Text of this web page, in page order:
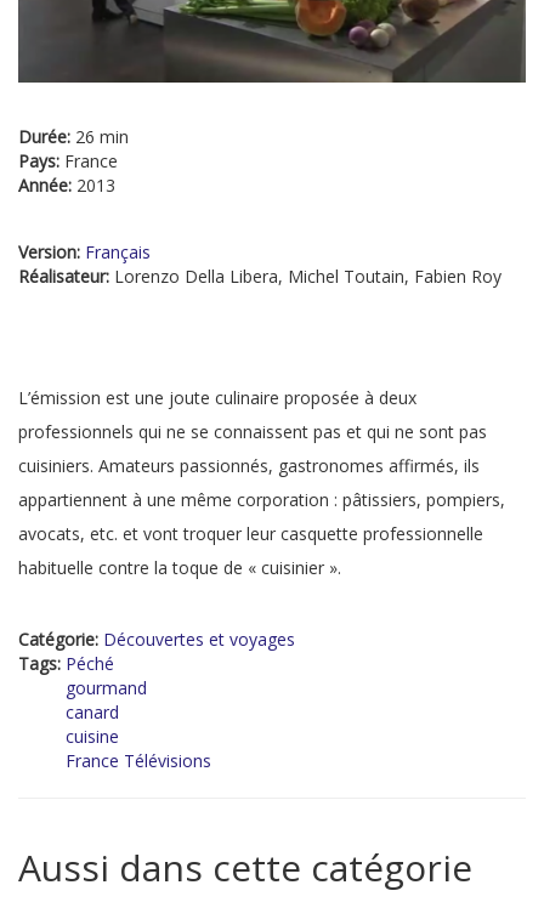
Durée: 26 min
Pays: France
Année: 2013
Version: Français
Réalisateur: Lorenzo Della Libera, Michel Toutain, Fabien Roy
L’émission est une joute culinaire proposée à deux
professionnels qui ne se connaissent pas et qui ne sont pas
cuisiniers. Amateurs passionnés, gastronomes affirmés, ils
appartiennent à une même corporation : pâtissiers, pompiers,
avocats, etc. et vont troquer leur casquette professionnelle
habituelle contre la toque de « cuisinier ».
Catégorie: Découvertes et voyages
Tags: Péché
gourmand
canard
cuisine
France Télévisions
Aussi dans cette catégorie